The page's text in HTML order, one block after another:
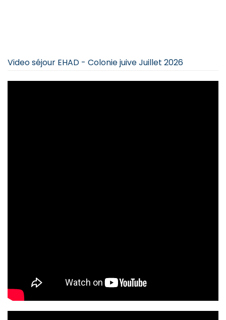
Video séjour EHAD - Colonie juive Juillet 2026